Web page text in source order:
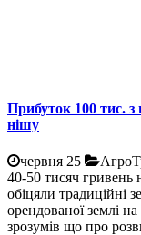
Прибуток 100 тис.
нішу
червня 25
40-50 тисяч гривень
обіцяли традиційні
орендованої землі
зрозумів що про